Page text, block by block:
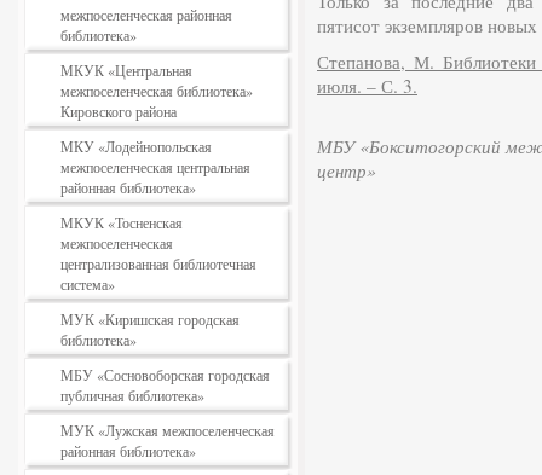
межпоселенческая районная
библиотека»
МКУК «Центральная
межпоселенческая библиотека»
Кировского района
МКУ «Лодейнопольская
межпоселенческая центральная
районная библиотека»
МКУК «Тосненская
межпоселенческая
централизованная библиотечная
система»
МУК «Киришская городская
библиотека»
МБУ «Сосновоборская городская
публичная библиотека»
МУК «Лужская межпоселенческая
районная библиотека»
пятисот экземпляров новых
Степанова, М.
июля. – С. 3.
МБУ «Бокситогорский
центр»